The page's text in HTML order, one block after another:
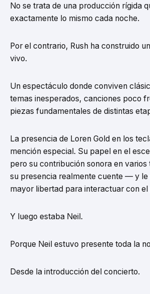
No se trata de una producción rígida
exactamente lo mismo cada noche.
Por el contrario, Rush ha construido
vivo.
Un espectáculo donde conviven
temas inesperados, canciones poco
piezas fundamentales de distintas
La presencia de Loren Gold en los
mención especial. Su papel en el
pero su contribución sonora en varios
su presencia realmente cuente — y le
mayor libertad para interactuar con el
Y luego estaba Neil.
Porque Neil estuvo presente toda la
Desde la introducción del concierto.